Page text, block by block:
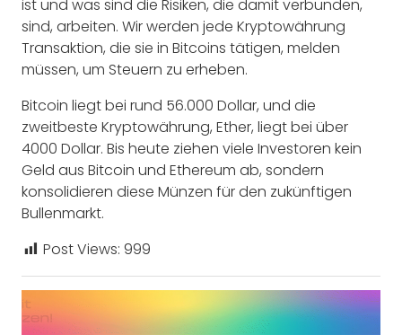
ist und was sind die Risiken, die damit verbunden,
sind, arbeiten. Wir werden jede Kryptowährung
Transaktion, die sie in Bitcoins tätigen, melden
müssen, um Steuern zu erheben.
Bitcoin liegt bei rund 56.000 Dollar, und die
zweitbeste Kryptowährung, Ether, liegt bei über
4000 Dollar. Bis heute ziehen viele Investoren kein
Geld aus Bitcoin und Ethereum ab, sondern
konsolidieren diese Münzen für den zukünftigen
Bullenmarkt.
Post Views: 999